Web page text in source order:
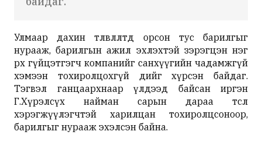
Улмаар дахин төлөвлөлтөд орсон тус барилгыг
нурааж, барилгын ажил эхлэхтэй зэрэгцэн нэг
өрх гүйцэтгэгч компанийг санхүүгийн чадамжгүй
хэмээн тохиролцохгүй өдийг хүрсэн байдаг.
Тэгвэл ганцаархнаарүлдээд байсан иргэн
Г.Хүрэлсүх найман сарын дараа төсөл
хэрэгжүүлэгчтэй харилцан тохиролцсоноор,
барилгыг нурааж эхэлсэн байна.